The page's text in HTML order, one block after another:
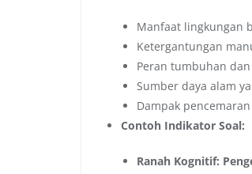
Manfaat lingkungan
Ketergantungan
Peran tumbuhan
Sumber daya alam
Dampak
Contoh Indikator Soal:
Ranah Kognitif: